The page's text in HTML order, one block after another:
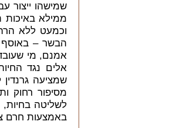
שמישהו ייצור
ממילא באיכות
וכמעט ללא
הבשר – באוסף
אמנם, מי
אלים נגד
שמציעה
מסיפור רחוק
לשליטה
באמצעות חרם